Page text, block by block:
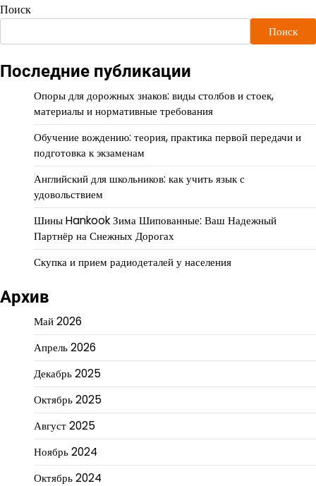
Поиск
Поиск
Последние публикации
Опоры для дорожных знаков: виды столбов и стоек,
материалы и нормативные требования
Обучение вождению: теория, практика первой передачи и
подготовка к экзаменам
Английский для школьников: как учить язык с
удовольствием
Шины Hankook Зима Шипованные: Ваш Надежный
Партнёр на Снежных Дорогах
Скупка и прием радиодеталей у населения
Архив
Май 2026
Апрель 2026
Декабрь 2025
Октябрь 2025
Август 2025
Ноябрь 2024
Октябрь 2024